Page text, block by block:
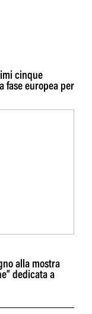
cinque
fase europea per
alla mostra
dedicata a